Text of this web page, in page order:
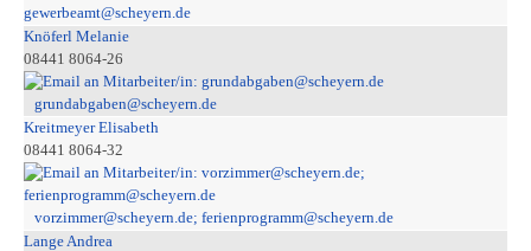
gewerbeamt@scheyern.de
Knöferl Melanie
08441 8064-26
grundabgaben@scheyern.de
Kreitmeyer Elisabeth
08441 8064-32
vorzimmer@scheyern.de; ferienprogramm@scheyern.de
Lange Andrea